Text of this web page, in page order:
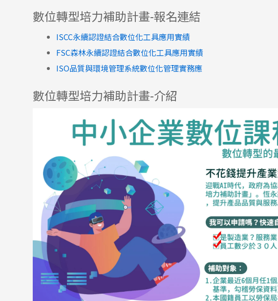
數位轉型培力補助計畫-報名連結
ISCC永續認證結合數位化工具應用實績
FSC森林永續認證結合數位化工具應用實績
ISO品質與環境管理系統數位化管理實務應
數位轉型培力補助計畫-介紹